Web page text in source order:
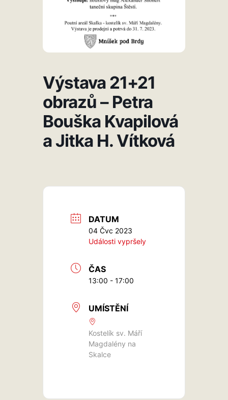
Výstava 21+21
obrazů – Petra
Bouška Kvapilová
a Jitka H. Vítková
DATUM
04 Čvc 2023
Události vypršely
ČAS
13:00 - 17:00
UMÍSTĚNÍ
Kostelík sv. Máří
Magdalény na
Skalce